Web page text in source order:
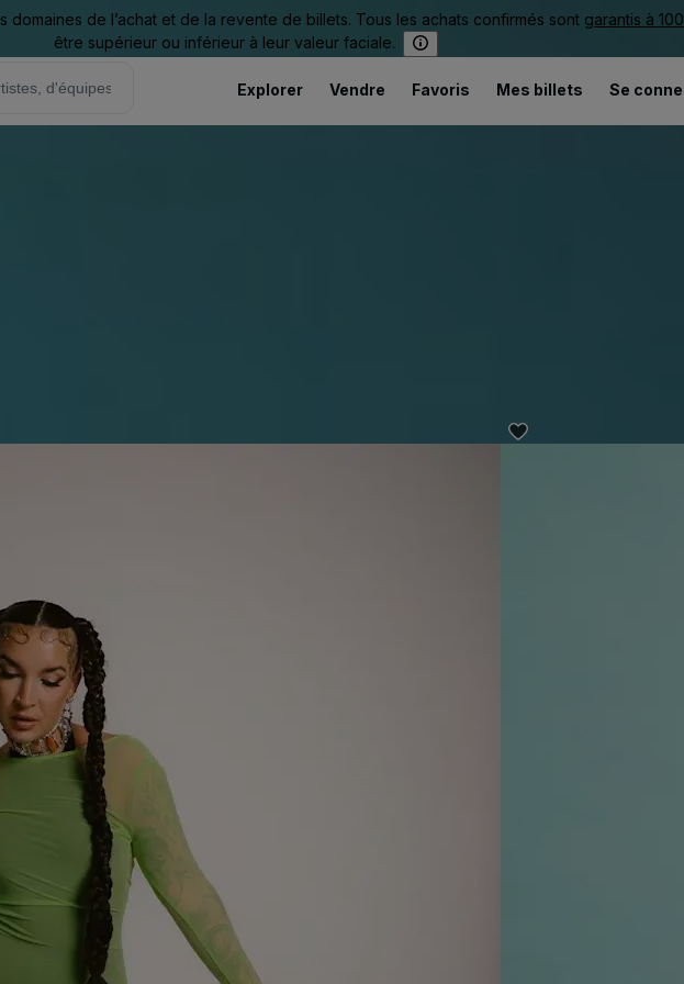
de l’achat et de la revente de billets. Tous les achats confirmés sont garantis à
être supérieur ou inférieur à leur valeur faciale.
Explorer Vendre Favoris Mes billets Se